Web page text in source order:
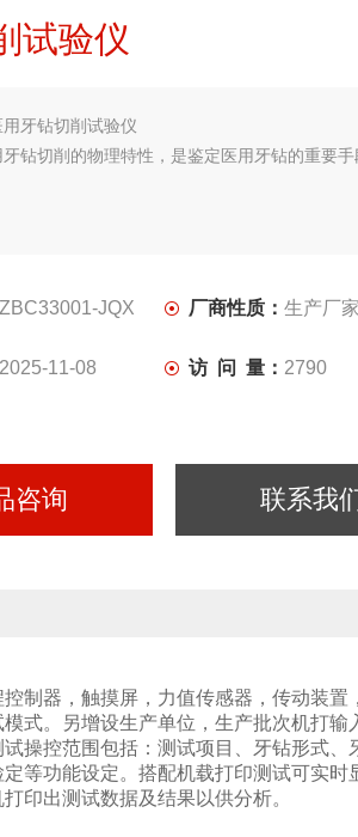
试验仪
用牙钻切削试验仪
钻切削的物理特性，是鉴定医用牙钻的重要手
ZBC33001-JQX 厂商性质： 生产厂家
2025-11-08 访 问 量： 2790
咨询 联系我
制器，触摸屏，力值传感器，传动装置
式。另增设生产单位，生产批次机打输
操控范围包括：测试项目
牙钻形式
定等功能设定。 搭配机载打印测试可实时
印出测试数据及结果以供分析。